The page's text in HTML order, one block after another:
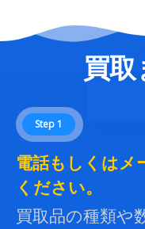
買
Step 1
電話もしくはメ
ください。
買取品の種類や